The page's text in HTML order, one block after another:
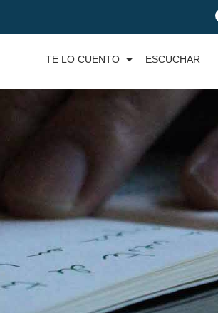
TE LO CUENTO ESCUCHAR